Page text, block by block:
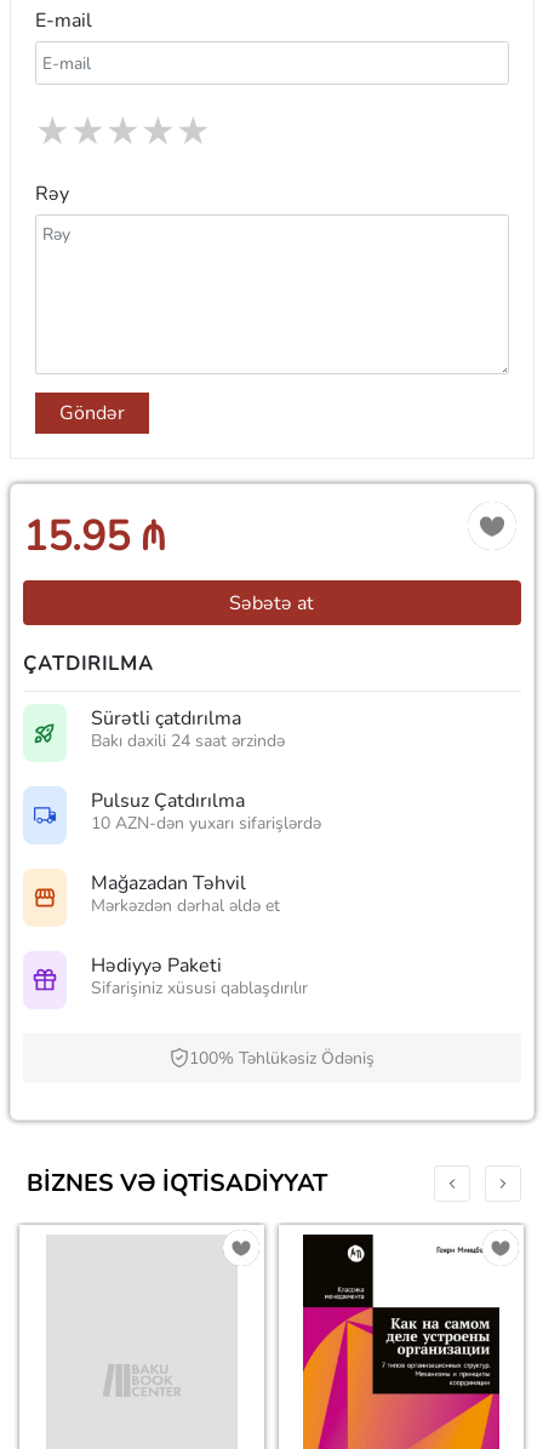
E-mail
★
★
★
★
★
Rəy
Göndər
15.95 ₼
Səbətə at
ÇATDIRILMA
Sürətli çatdırılma
Bakı daxili 24 saat ərzində
Pulsuz Çatdırılma
10 AZN-dən yuxarı sifarişlərdə
Mağazadan Təhvil
Mərkəzdən dərhal əldə et
Hədiyyə Paketi
Sifarişiniz xüsusi qablaşdırılır
100% Təhlükəsiz Ödəniş
BIZNES VƏ IQTISADIYYAT